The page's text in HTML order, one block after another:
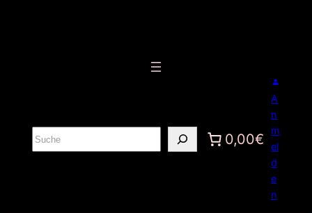
S
u
0,00€
A
n
m
el
d
e
n